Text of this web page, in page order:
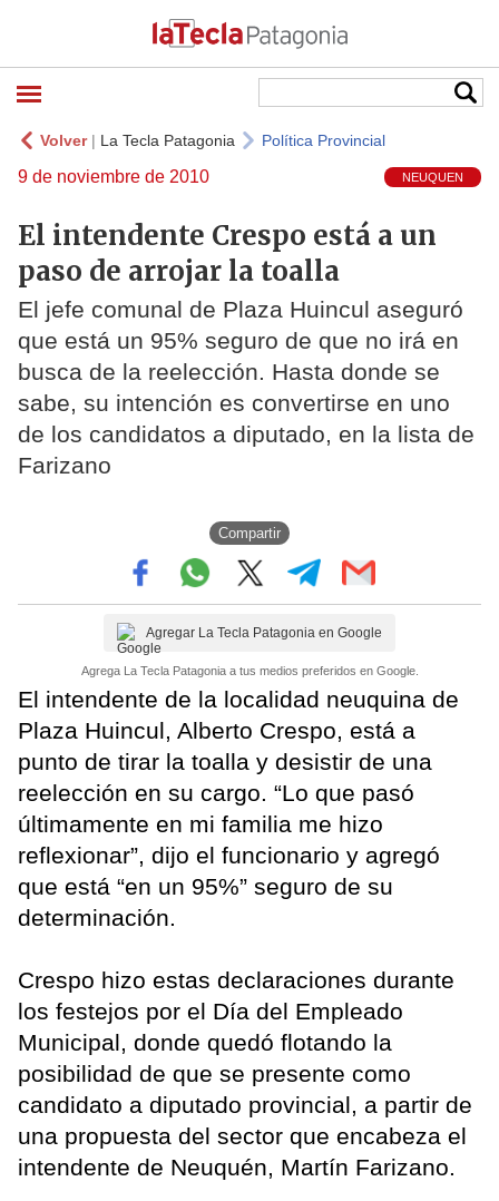
Volver| La Tecla Patagonia Política Provincial
9 de noviembre de 2010 NEUQUEN
El intendente Crespo está a un
paso de arrojar la toalla
El jefe comunal de Plaza Huincul aseguró
que está un 95% seguro de que no irá en
busca de la reelección. Hasta donde se
sabe, su intención es convertirse en uno
de los candidatos a diputado, en la lista de
Farizano
Compartir
Agregar La Tecla Patagonia en Google
Agrega La Tecla Patagonia a tus medios preferidos en Google.
El intendente de la localidad neuquina de
Plaza Huincul, Alberto Crespo, está a
punto de tirar la toalla y desistir de una
reelección en su cargo. “Lo que pasó
últimamente en mi familia me hizo
reflexionar”, dijo el funcionario y agregó
que está “en un 95%” seguro de su
determinación.
Crespo hizo estas declaraciones durante
los festejos por el Día del Empleado
Municipal, donde quedó flotando la
posibilidad de que se presente como
candidato a diputado provincial, a partir de
una propuesta del sector que encabeza el
intendente de Neuquén, Martín Farizano.